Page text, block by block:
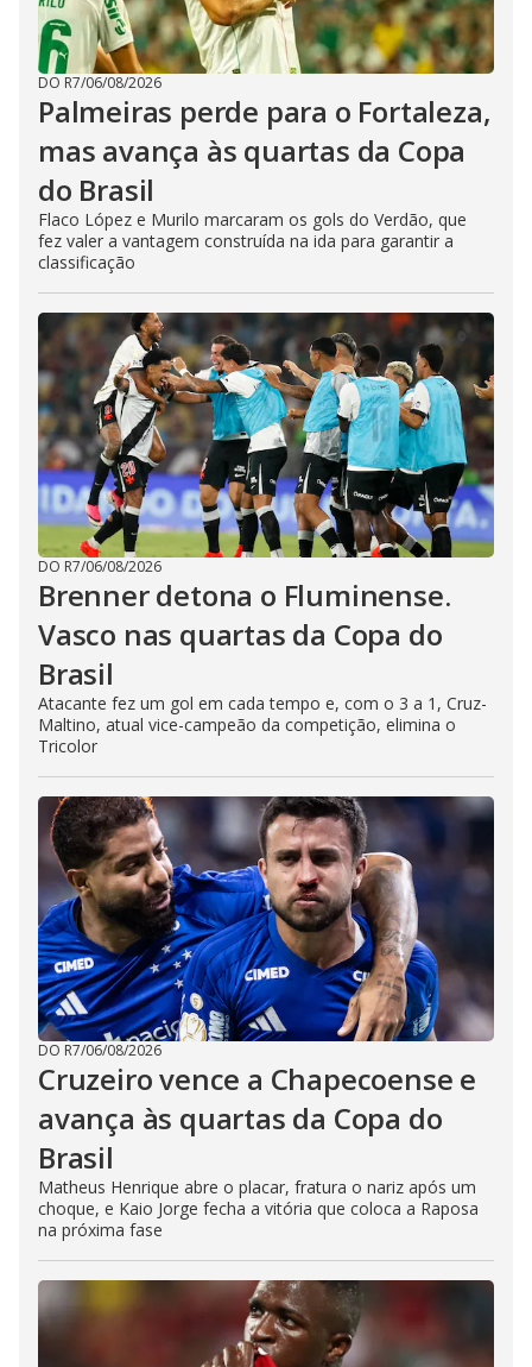
DO R7/06/08/2026
Palmeiras perde para o Fortaleza,
mas avança às quartas da Copa
do Brasil
Flaco López e Murilo marcaram os gols do Verdão, que
fez valer a vantagem construída na ida para garantir a
classificação
DO R7/06/08/2026
Brenner detona o Fluminense.
Vasco nas quartas da Copa do
Brasil
Atacante fez um gol em cada tempo e, com o 3 a 1, Cruz-
Maltino, atual vice-campeão da competição, elimina o
Tricolor
DO R7/06/08/2026
Cruzeiro vence a Chapecoense e
avança às quartas da Copa do
Brasil
Matheus Henrique abre o placar, fratura o nariz após um
choque, e Kaio Jorge fecha a vitória que coloca a Raposa
na próxima fase